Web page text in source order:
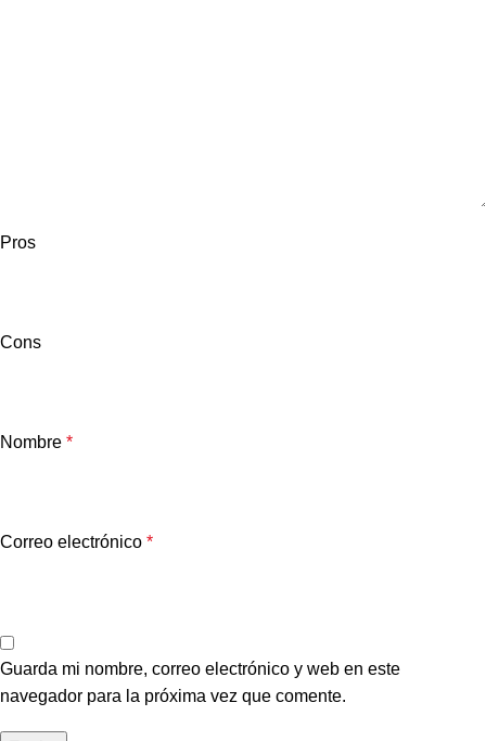
Pros
Cons
Nombre *
Correo electrónico *
Guarda mi nombre, correo electrónico y web en este
navegador para la próxima vez que comente.